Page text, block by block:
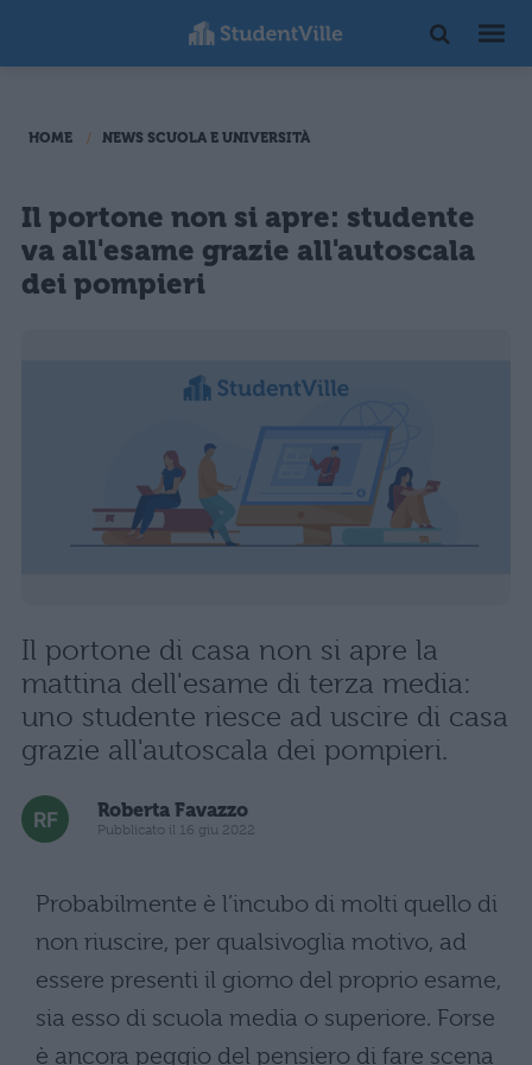
HOME NEWS SCUOLA E UNIVERSITÀ
Il portone non si apre: studente
va all'esame grazie all'autoscala
dei pompieri
Il portone di casa non si apre la
mattina dell'esame di terza media:
uno studente riesce ad uscire di casa
grazie all'autoscala dei pompieri.
Roberta Favazzo
Pubblicato il 16 giu 2022
Probabilmente è l’incubo di molti quello di
non riuscire, per qualsivoglia motivo, ad
essere presenti il giorno del proprio esame,
sia esso di scuola media o superiore. Forse
è ancora peggio del pensiero di fare scena